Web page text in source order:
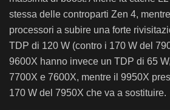
stessa delle controparti Zen 4,
processori a subire una forte
TDP di 120 W (contro i 170 W del
9600X hanno invece un TDP di 65
7700X e 7600X, mentre il 9950X
170 W del 7950X che va a sostituire.